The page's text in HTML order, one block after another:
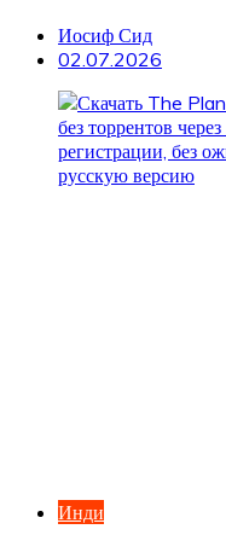
Иосиф Сид
02.07.2026
Инди